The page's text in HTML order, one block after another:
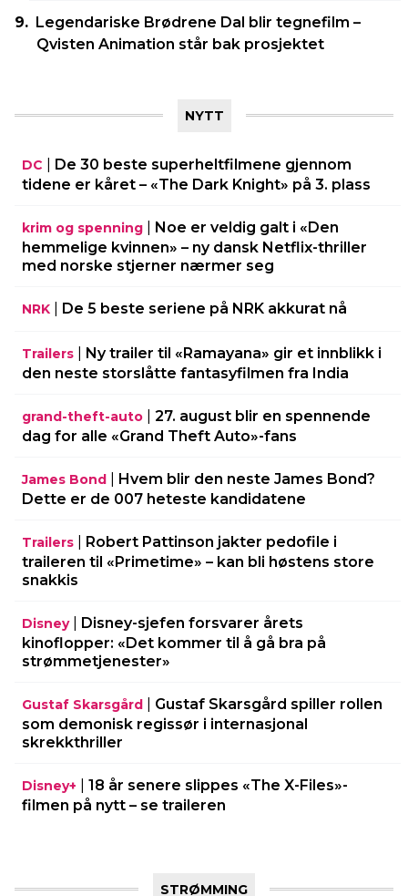
Legendariske Brødrene Dal blir tegnefilm –
Qvisten Animation står bak prosjektet
NYTT
DC
De 30 beste superheltfilmene gjennom
tidene er kåret – «The Dark Knight» på 3. plass
krim og spenning
Noe er veldig galt i «Den
hemmelige kvinnen» – ny dansk Netflix-thriller
med norske stjerner nærmer seg
NRK De 5 beste seriene på NRK akkurat nå
Trailers
Ny trailer til «Ramayana» gir et innblikk i
den neste storslåtte fantasyfilmen fra India
grand-theft-auto
27. august blir en spennende
dag for alle «Grand Theft Auto»-fans
James Bond
Hvem blir den neste James Bond?
Dette er de 007 heteste kandidatene
Trailers
Robert Pattinson jakter pedofile i
traileren til «Primetime» – kan bli høstens store
snakkis
Disney| Disney-sjefen forsvarer årets
kinoflopper: «Det kommer til å gå bra på
strømmetjenester»
Gustaf Skarsgård
Gustaf Skarsgård spiller rollen
som demonisk regissør i internasjonal
skrekkthriller
Disney+
18 år senere slippes «The X-Files»-
filmen på nytt – se traileren
STRØMMING